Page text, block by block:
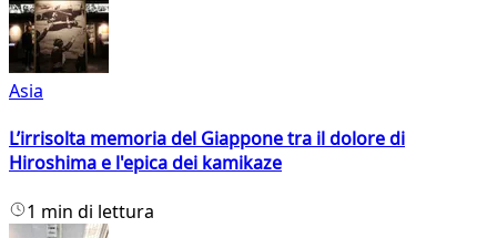
Asia
L’irrisolta memoria del Giappone tra il dolore di
Hiroshima e l'epica dei kamikaze
1 min di lettura